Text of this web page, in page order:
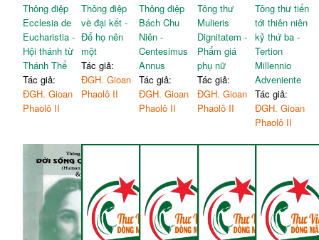
Thông điệp
Ecclesia de
Eucharistia -
Hội thánh từ
Thánh Thể
Tác giả:
ĐGH. Gioan
Phaolô II
Thông điệp
về đại kết -
Để họ nên
một
Tác giả:
ĐGH. Gioan
Phaolô II
Thông điệp
Bách Chu
Niên -
Centesimus
Annus
Tác giả:
ĐGH. Gioan
Phaolô II
Tông thư
Mulieris
Dignitatem -
Phẩm giá
phụ nữ
Tác giả:
ĐGH. Gioan
Phaolô II
Tông thư tiến
tới thiên niên
kỷ thứ ba -
Tertion
Millennio
Adveniente
Tác giả:
ĐGH. Gioan
Phaolô II